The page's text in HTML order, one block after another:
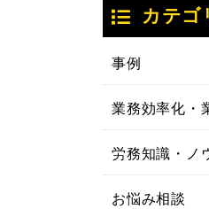
カテゴ
事例
業務効率化・
労務知識・ノ
お悩み相談